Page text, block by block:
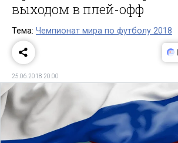
выходом в плей-офф
Тема: Чемпионат мира по футболу 2018
25.06.2018 20:00